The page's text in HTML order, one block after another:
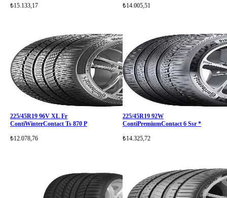
₺15.133,17
₺14.005,51
225/45R19 96V XL Fr
ContiWinterContact Ts 870 P
₺12.078,76
225/45R19 92W
ContiPremiumContact 6 Ssr *
₺14.325,72